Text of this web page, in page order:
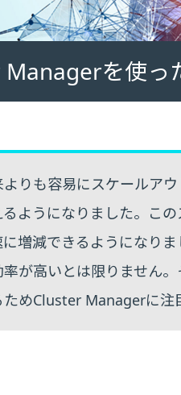
を使っ
りも容易にスケールア
るようになりました。こ
増減できるようになり
が高いとは限りません
めCluster Managerに注